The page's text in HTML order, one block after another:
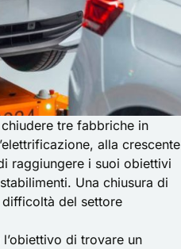
tre fabbriche in
alla crescente
raggiungere i suoi obiettivi
Una chiusura di
del settore
l’obiettivo di trovare un